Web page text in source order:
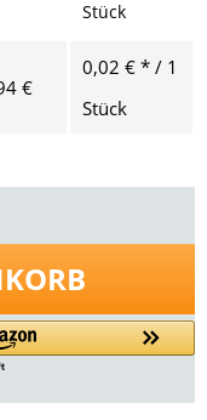
Stück
€
0,02 € * / 1
Stück